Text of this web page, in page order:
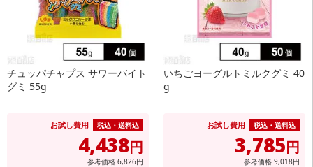
チュッパチャプス サワーバイト
グミ 55g
お試し費用 税込・送料込
4,438円
参考価格 6,826円
いちごヨーグルトミルクグミ 40
g
お試し費用 税込・送料込
3,785円
参考価格 9,018円